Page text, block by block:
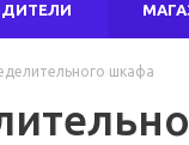
шкафа